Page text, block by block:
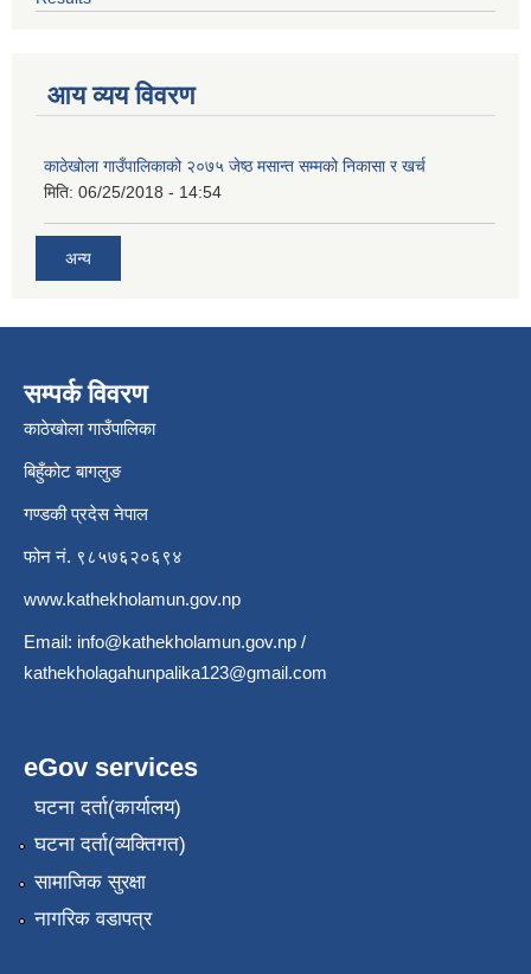
आय व्यय विवरण
काठेखोला गाउँपालिकाको २०७५ जेष्ठ मसान्त सम्मको निकासा र खर्च
मिति: 06/25/2018 - 14:54
अन्य
सम्पर्क विवरण
काठेखोला गाउँपालिका
बिहुँकोट बागलुङ
गण्डकी प्रदेस नेपाल
फोन नं. ९८५७६२०६९४
www.kathekholamun.gov.np
Email: info@kathekholamun.gov.np /
kathekholagahunpalika123@gmail.com
eGov services
घटना दर्ता(कार्यालय)
घटना दर्ता(व्यक्तिगत)
सामाजिक सुरक्षा
नागरिक वडापत्र